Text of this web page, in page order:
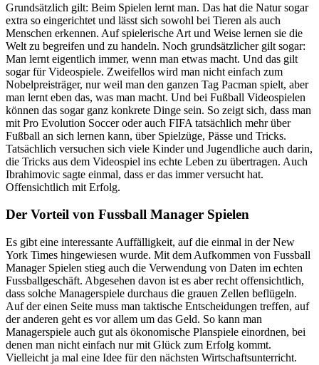
Grundsätzlich gilt: Beim Spielen lernt man. Das hat die Natur sogar
extra so eingerichtet und lässt sich sowohl bei Tieren als auch
Menschen erkennen. Auf spielerische Art und Weise lernen sie die
Welt zu begreifen und zu handeln. Noch grundsätzlicher gilt sogar:
Man lernt eigentlich immer, wenn man etwas macht. Und das gilt
sogar für Videospiele. Zweifellos wird man nicht einfach zum
Nobelpreisträger, nur weil man den ganzen Tag Pacman spielt, aber
man lernt eben das, was man macht. Und bei Fußball Videospielen
können das sogar ganz konkrete Dinge sein. So zeigt sich, dass man
mit Pro Evolution Soccer oder auch FIFA tatsächlich mehr über
Fußball an sich lernen kann, über Spielzüge, Pässe und Tricks.
Tatsächlich versuchen sich viele Kinder und Jugendliche auch darin,
die Tricks aus dem Videospiel ins echte Leben zu übertragen. Auch
Ibrahimovic sagte einmal, dass er das immer versucht hat.
Offensichtlich mit Erfolg.
Der Vorteil von Fussball Manager Spielen
Es gibt eine interessante Auffälligkeit, auf die einmal in der New
York Times hingewiesen wurde. Mit dem Aufkommen von Fussball
Manager Spielen stieg auch die Verwendung von Daten im echten
Fussballgeschäft. Abgesehen davon ist es aber recht offensichtlich,
dass solche Managerspiele durchaus die grauen Zellen beflügeln.
Auf der einen Seite muss man taktische Entscheidungen treffen, auf
der anderen geht es vor allem um das Geld. So kann man
Managerspiele auch gut als ökonomische Planspiele einordnen, bei
denen man nicht einfach nur mit Glück zum Erfolg kommt.
Vielleicht ja mal eine Idee für den nächsten Wirtschaftsunterricht.